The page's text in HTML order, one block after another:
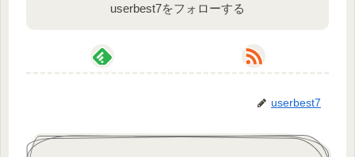
userbest7をフォローする
userbest7